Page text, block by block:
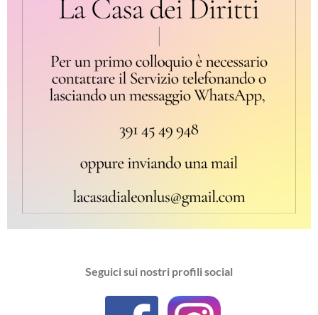
Seguici sui nostri profili social